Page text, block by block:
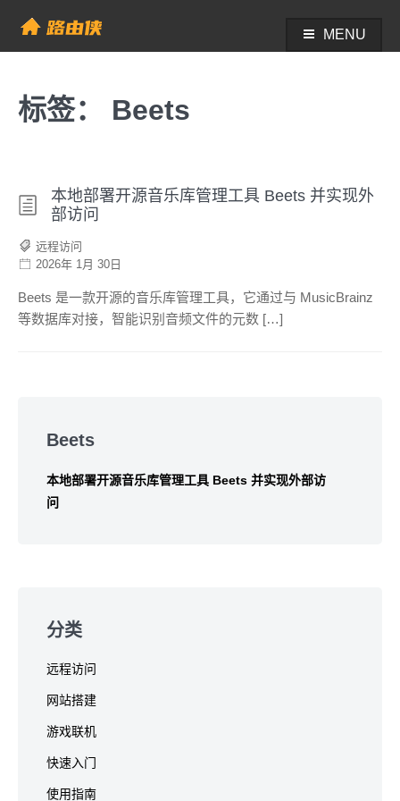
content
帮助中心 - 路由侠
MENU
标签： Beets
本地部署开源音乐库管理工具 Beets 并实现外
部访问
远程访问
2026年 1月 30日
Beets 是一款开源的音乐库管理工具，它通过与 MusicBrainz
等数据库对接，智能识别音频文件的元数 […]
Beets
本地部署开源音乐库管理工具 Beets 并实现外部访
问
分类
远程访问
网站搭建
游戏联机
快速入门
使用指南